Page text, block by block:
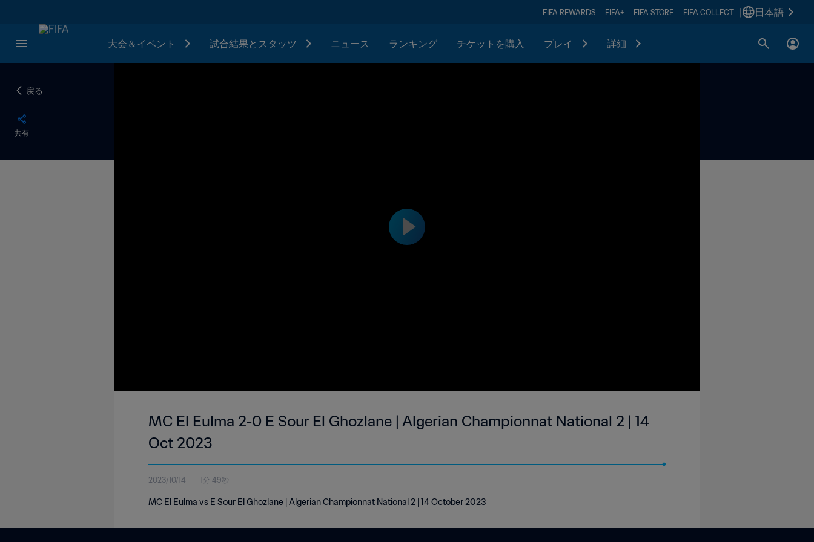
FIFA REWARDS FIFA+ FIFA STORE FIFA COLLECT 日本語
大会＆イベント 試合結果とスタッツ ニュース ランキング チケットを購入 プレイ 詳細
戻る
共有
MC El Eulma 2-0 E Sour El Ghozlane | Algerian Championnat National 2 | 14
Oct 2023
2023/10/14 1分 49秒
MC El Eulma vs E Sour El Ghozlane | Algerian Championnat National 2 | 14 October 2023